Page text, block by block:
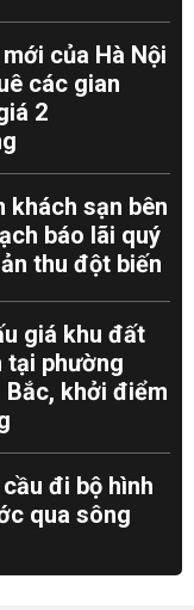
của Hà Nội
các gian
2
khách sạn bên
báo lãi quý
thu đột biến
giá khu đất
tại phường
Bắc, khởi điểm
đi bộ hình
qua sông